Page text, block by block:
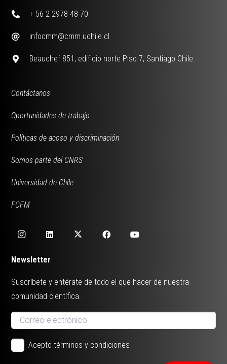
+ 56 2 2978 48 70
infocmm@cmm.uchile.cl
Beauchef 851, edificio norte Piso 7, Santiago Chile.
Contáctanos
Oportunidades de trabajo
Políticas de acoso y discriminación
Somos parte del CNRS
Universidad de Chile
FCFM
Newsletter
Suscríbete y entérate de todo el que hacer de nuestra
comunidad científica.
Acepto términos y condiciones